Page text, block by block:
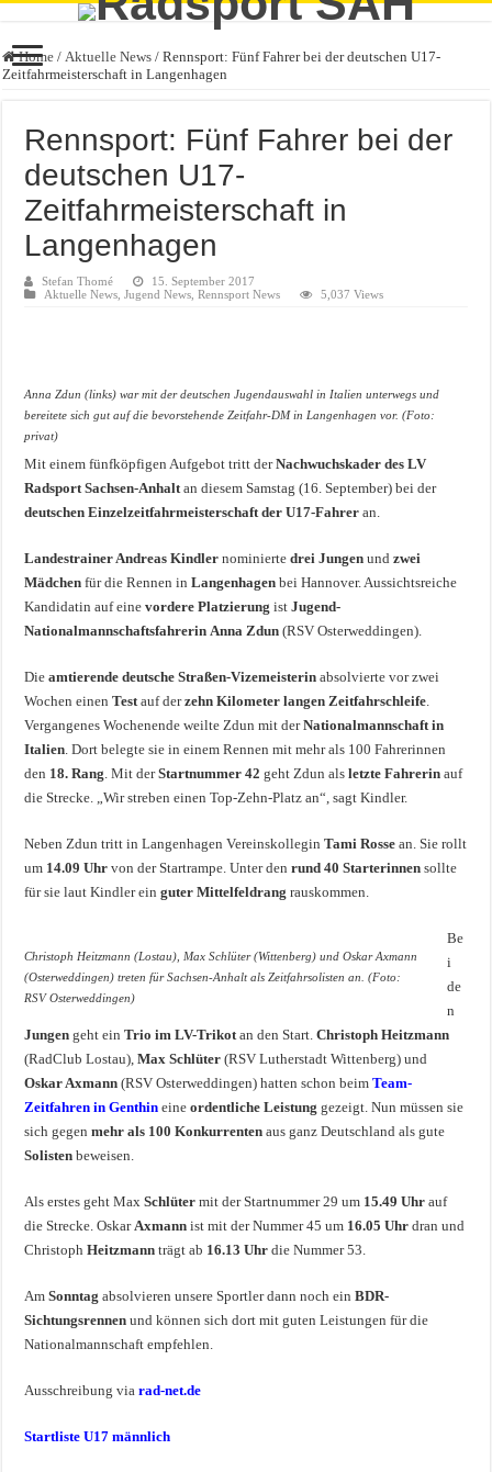
Home / Aktuelle News / Rennsport: Fünf Fahrer bei der deutschen U17-
Zeitfahrmeisterschaft in Langenhagen
Rennsport: Fünf Fahrer bei der
deutschen U17-
Zeitfahrmeisterschaft in
Langenhagen
Stefan Thomé
15. September 2017
Aktuelle News ,Jugend News ,Rennsport News 5,037 Views
Anna Zdun (links) war mit der deutschen Jugendauswahl in Italien unterwegs und
bereitete sich gut auf die bevorstehende Zeitfahr-DM in Langenhagen vor. (Foto:
privat)
Mit einem fünfköpfigen Aufgebot tritt derNachwuchskader des LV
Radsport Sachsen-Anhaltan diesem Samstag (16. September) bei der
deutschen Einzelzeitfahrmeisterschaft der U17-Fahrer an.
Landestrainer Andreas Kindler nominiertedrei Jungen undzwei
Mädchen für die Rennen inLangenhagenbei Hannover. Aussichtsreiche
Kandidatin auf einevordere Platzierung istJugend-
Nationalmannschaftsfahrerin Anna Zdun (RSV Osterweddingen).
Dieamtierende deutsche Straßen-Vizemeisterin absolvierte vor zwei
Wochen einenTestauf derzehn Kilometer langen Zeitfahrschleife.
Vergangenes Wochenende weilte Zdun mit derNationalmannschaft in
Italien. Dort belegte sie in einem Rennen mit mehr als 100 Fahrerinnen
den 18. Rang. Mit derStartnummer 42 geht Zdun alsletzte Fahrerin auf
die Strecke. „Wir streben einen Top-Zehn-Platz an“, sagt Kindler.
Neben Zdun tritt in Langenhagen VereinskolleginTami Rosse an. Sie rollt
um 14.09 Uhr von der Startrampe. Unter denrund 40 Starterinnen sollte
für sie laut Kindler einguter Mittelfeldrang rauskommen.
Christoph Heitzmann (Lostau), Max Schlüter (Wittenberg) und Oskar Axmann
(Osterweddingen) treten für Sachsen-Anhalt als Zeitfahrsolisten an. (Foto:
RSV Osterweddingen)
Be
i
de
n
Jungen geht einTrio im LV-Trikotan den Start.Christoph Heitzmann
(RadClub Lostau),Max Schlüter (RSV Lutherstadt Wittenberg) und
Oskar Axmann (RSV Osterweddingen) hatten schon beimTeam-
Zeitfahren in Genthin eineordentliche Leistung gezeigt. Nun müssen sie
sich gegenmehr als 100 Konkurrenten aus ganz Deutschland als gute
Solisten beweisen.
Als erstes geht MaxSchlüter mit der Startnummer 29 um 15.49 Uhr auf
die Strecke. OskarAxmann ist mit der Nummer 45 um 16.05 Uhr dran und
ChristophHeitzmann trägt ab 16.13 Uhr die Nummer 53.
AmSonntag absolvieren unsere Sportler dann noch einBDR-
Sichtungsrennen und können sich dort mit guten Leistungen für die
Nationalmannschaft empfehlen.
Ausschreibung viarad-net.de
Startliste U17 männlich